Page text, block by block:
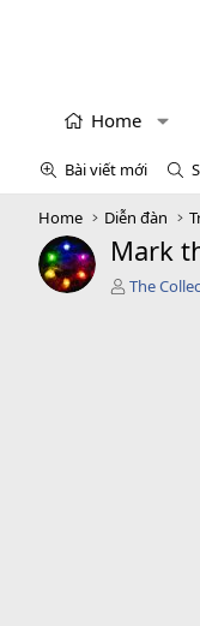
Home
Bài viết mới
Home Diễn đàn
Mark
T
The